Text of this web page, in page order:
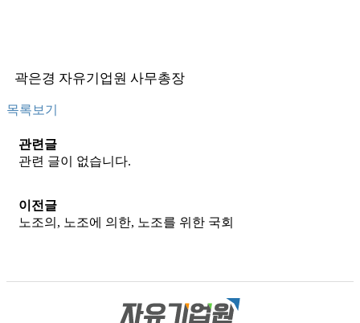
곽은경 자유기업원 사무총장
목록보기
관련글
관련 글이 없습니다.
이전글
노조의, 노조에 의한, 노조를 위한 국회